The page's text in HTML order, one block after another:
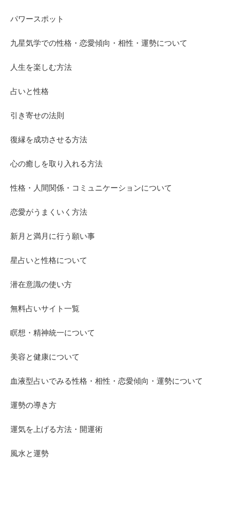
パワースポット
九星気学での性格・恋愛傾向・相性・運勢について
人生を楽しむ方法
占いと性格
引き寄せの法則
復縁を成功させる方法
心の癒しを取り入れる方法
性格・人間関係・コミュニケーションについて
恋愛がうまくいく方法
新月と満月に行う願い事
星占いと性格について
潜在意識の使い方
無料占いサイト一覧
瞑想・精神統一について
美容と健康について
血液型占いでみる性格・相性・恋愛傾向・運勢について
運勢の導き方
運気を上げる方法・開運術
風水と運勢